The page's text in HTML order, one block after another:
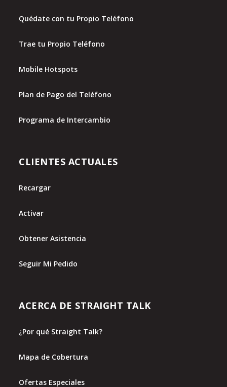
Quédate con tu Propio Teléfono
Trae tu Propio Teléfono
Mobile Hotspots
Plan de Pago del Teléfono
Programa de Intercambio
CLIENTES ACTUALES
Recargar
Activar
Obtener Asistencia
Seguir Mi Pedido
ACERCA DE STRAIGHT TALK
¿Por qué Straight Talk?
Mapa de Cobertura
Ofertas Especiales